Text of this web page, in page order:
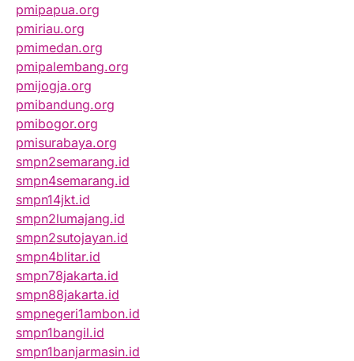
pmipapua.org
pmiriau.org
pmimedan.org
pmipalembang.org
pmijogja.org
pmibandung.org
pmibogor.org
pmisurabaya.org
smpn2semarang.id
smpn4semarang.id
smpn14jkt.id
smpn2lumajang.id
smpn2sutojayan.id
smpn4blitar.id
smpn78jakarta.id
smpn88jakarta.id
smpnegeri1ambon.id
smpn1bangil.id
smpn1banjarmasin.id